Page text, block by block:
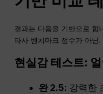
결과는 다음을 기반으로 합
타사 벤치마크 점수가 아닌.
현실감 테스트:
완 2.5: 강력한